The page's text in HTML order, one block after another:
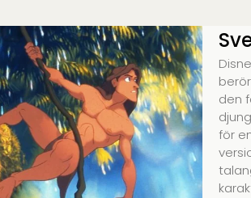
den
för